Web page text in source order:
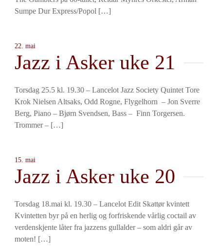
Sumpe Dur Express/Popol […]
22. mai
Jazz i Asker uke 21
Torsdag 25.5 kl. 19.30 – Lancelot Jazz Society Quintet Tore
Krok Nielsen Altsaks, Odd Rogne, Flygelhorn – Jon Sverre
Berg, Piano – Bjørn Svendsen, Bass – Finn Torgersen.
Trommer – […]
15. mai
Jazz i Asker uke 20
Torsdag 18.mai kl. 19.30 – Lancelot Edit Skattør kvintett
Kvintetten byr på en herlig og forfriskende vårlig coctail av
verdenskjente låter fra jazzens gullalder – som aldri går av
moten! […]